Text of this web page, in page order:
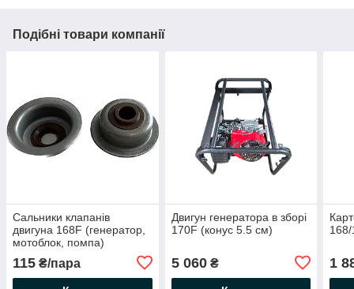
Подібні товари компанії
Сальники клапанів
двигуна 168F (генератор,
мотоблок, помпа)
115 ₴/пара
Двигун генератора в зборі
170F (конус 5.5 см)
5 060₴ 1